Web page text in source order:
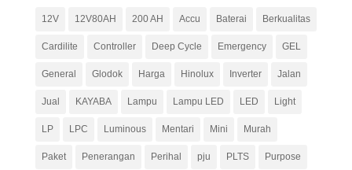
12V 12V80AH 200 AH Accu Baterai Berkualitas
Cardilite Controller Deep Cycle Emergency GEL
General Glodok Harga Hinolux Inverter Jalan
Jual KAYABA Lampu Lampu LED LED Light
LP LPC Luminous Mentari Mini Murah
Paket Penerangan Perihal pju PLTS Purpose